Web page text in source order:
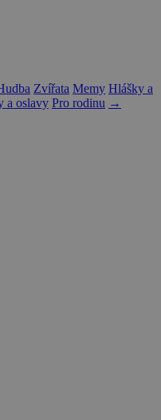
Zvířata Memy Hlášky a
a oslavy Pro rodinu →